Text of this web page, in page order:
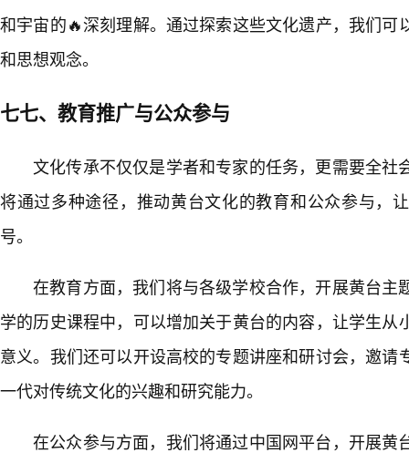
和宇宙的🔥深刻理解。通过探索这些文化遗产，我们可
和思想观念。
七七、教育推广与公众参与
文化传承不仅仅是学者和专家的任务，更需要全社
将通过多种途径，推动黄台文化的教育和公众参与，
号。
在教育方面，我们将与各级学校合作，开展黄台主
学的历史课程中，可以增加关于黄台的内容，让学生从
意义。我们还可以开设高校的专题讲座和研讨会，邀请
一代对传统文化的兴趣和研究能力。
在公众参与方面，我们将通过中国网平台，开展黄